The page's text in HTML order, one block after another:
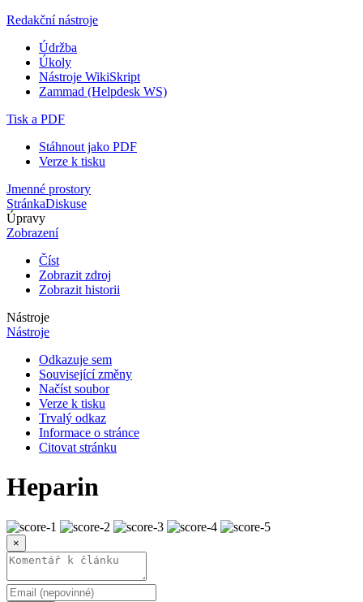
Redakční nástroje
Údržba
Úkoly
Nástroje WikiSkript
Zammad (Helpdesk WS)
Tisk a PDF
Stáhnout jako PDF
Verze k tisku
Jmenné prostory
StránkaDiskuse
Úpravy
Zobrazení
Číst
Zobrazit zdroj
Zobrazit historii
Nástroje
Nástroje
Odkazuje sem
Související změny
Načíst soubor
Verze k tisku
Trvalý odkaz
Informace o stránce
Citovat stránku
Heparin
×